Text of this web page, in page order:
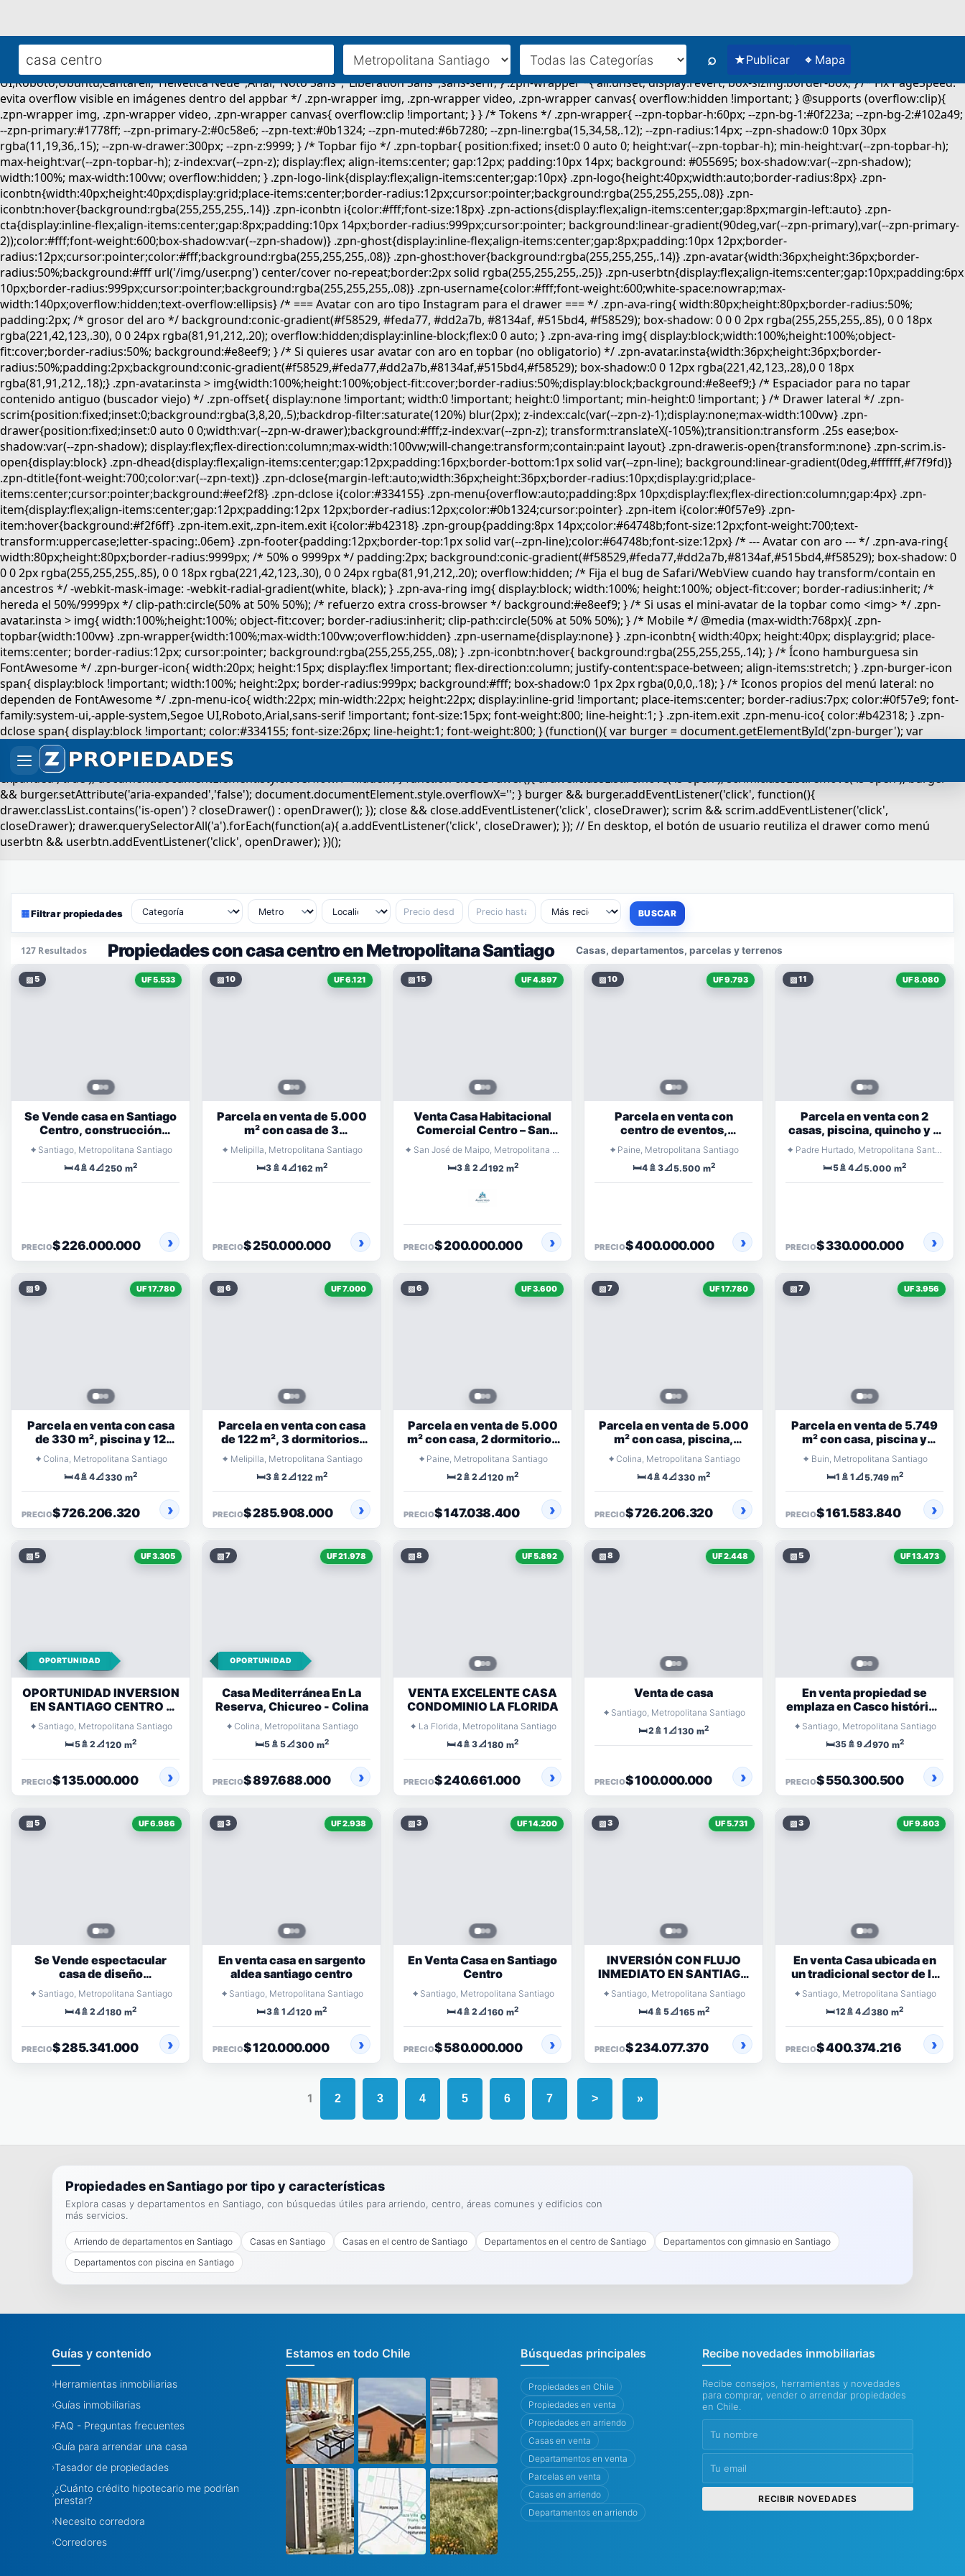
⌕ ★Publicar ⌖ Mapa
▦Filtrar propiedades
127 Resultados Propiedades con casa centro en Metropolitana Santiago Casas, departamentos, parcelas y terrenos
▧5 UF 5.533
Se Vende casa en Santiago
Centro, construcción
clásica
⌖ Santiago, Metropolitana Santiago
🛏️4🚿 4📐250 m2
PRECIO$ 226.000.000
▧10 UF 6.121
Parcela en venta de 5.000
m² con casa de 3
dormitorios, piscina y
terraza
⌖ Melipilla, Metropolitana Santiago
🛏️3 🚿 4📐162 m2
PRECIO$ 250.000.000
▧15 UF 4.897
Venta Casa Habitacional
Comercial Centro – San
José de Maipo
⌖ San José de Maipo, Metropolitana Santiago
🛏️3 🚿 2📐192 m2
PRECIO$ 200.000.000
▧10 UF 9.793
Parcela en venta con
centro de eventos,
quincho, piscina y 4
dormitorios
⌖ Paine, Metropolitana Santiago
🛏️4 🚿 3📐5.500 m2
PRECIO$ 400.000.000
▧11 UF 8.080
Parcela en venta con 2
casas, piscina, quincho y 5
dormitorios
⌖ Padre Hurtado, Metropolitana Santiago
🛏️5🚿 4📐5.000 m2
PRECIO$ 330.000.000
▧9 UF 17.780
Parcela en venta con casa
de 330 m², piscina y 12
estacionamientos
⌖ Colina, Metropolitana Santiago
🛏️4🚿 4📐330 m2
PRECIO$ 726.206.320
▧6 UF 7.000
Parcela en venta con casa
de 122 m², 3 dormitorios,
terrazas y bodega
⌖ Melipilla, Metropolitana Santiago
🛏️3 🚿 2📐122 m2
PRECIO$ 285.908.000
▧6 UF 3.600
Parcela en venta de 5.000
m² con casa, 2 dormitorios
y acceso a laguna
⌖ Paine, Metropolitana Santiago
🛏️2 🚿 2📐120 m2
PRECIO$ 147.038.400
▧7 UF 17.780
Parcela en venta de 5.000
m² con casa, piscina,
terraza y 4 dormitorios
⌖ Colina, Metropolitana Santiago
🛏️4🚿 4📐330 m2
PRECIO$ 726.206.320
▧7 UF 3.956
Parcela en venta de 5.749
m² con casa, piscina y
quincho en condominio
⌖ Buin, Metropolitana Santiago
🛏️1 🚿 1📐5.749 m2
PRECIO$ 161.583.840
▧5 UF 3.305
OPORTUNIDAD
OPORTUNIDAD INVERSION
EN SANTIAGO CENTRO -
BARRIO UNIVERSITARIO
⌖ Santiago, Metropolitana Santiago
🛏️5🚿 2📐120 m2
PRECIO$ 135.000.000
▧7 UF 21.978
OPORTUNIDAD
Casa Mediterránea En La
Reserva, Chicureo - Colina
⌖ Colina, Metropolitana Santiago
🛏️5 🚿 5📐300 m2
PRECIO$ 897.688.000
▧8 UF 5.892
VENTA EXCELENTE CASA
CONDOMINIO LA FLORIDA
⌖ La Florida, Metropolitana Santiago
🛏️4🚿 3📐180 m2
PRECIO$ 240.661.000
▧8 UF 2.448
Venta de casa
⌖ Santiago, Metropolitana Santiago
🛏️2 🚿 1📐130 m2
PRECIO$ 100.000.000
▧5 UF 13.473
En venta propiedad se
emplaza en Casco histórico
del centro de Santiago
⌖ Santiago, Metropolitana Santiago
🛏️35 🚿 9📐970 m2
PRECIO$ 550.300.500
▧5 UF 6.986
Se Vende espectacular
casa de diseño
arquitectónico de
vanguardia en Santiago
⌖ Santiago, Metropolitana Santiago
🛏️4🚿 2📐180 m2
PRECIO$ 285.341.000
▧3 UF 2.938
En venta casa en sargento
aldea santiago centro
⌖ Santiago, Metropolitana Santiago
🛏️3🚿 1📐120 m2
PRECIO$ 120.000.000
▧3 UF 14.200
En Venta Casa en Santiago
Centro
⌖ Santiago, Metropolitana Santiago
🛏️4🚿 2📐160 m2
PRECIO$ 580.000.000
▧3 UF 5.731
INVERSIÓN CON FLUJO
INMEDIATO EN SANTIAGO
CENTRO!
⌖ Santiago, Metropolitana Santiago
🛏️4 🚿 5📐165 m2
PRECIO$ 234.077.370
▧3 UF 9.803
En venta Casa ubicada en
un tradicional sector de la
comuna de Santiago
⌖ Santiago, Metropolitana Santiago
🛏️12 🚿 4📐380 m2
PRECIO$ 400.374.216
1 2 3 4 5 6 7 > »
Propiedades en Santiago por tipo y características
Explora casas y departamentos en Santiago, con búsquedas útiles para arriendo, centro, áreas comunes y edificios con
más servicios.
Arriendo de departamentos en Santiago Casas en Santiago Casas en el centro de Santiago Departamentos en el centro de Santiago
Departamentos con gimnasio en Santiago
Departamentos con piscina en Santiago
Guías y contenido
›Herramientas inmobiliarias
›Guías inmobiliarias
›FAQ - Preguntas frecuentes
›Guía para arrendar una casa
›Tasador de propiedades
›¿Cuánto crédito hipotecario me podrían
prestar?
›Necesito corredora
›Corredores
Estamos en todo Chile Búsquedas principales
Propiedades en Chile
Propiedades en venta
Propiedades en arriendo
Casas en venta
Departamentos en venta
Parcelas en venta
Casas en arriendo
Departamentos en arriendo
Recibe novedades inmobiliarias
Recibe consejos, herramientas y novedades
para comprar, vender o arrendar propiedades
en Chile.
RECIBIR NOVEDADES